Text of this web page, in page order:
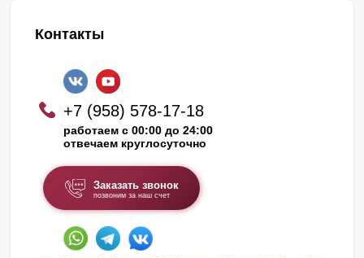
Контакты
+7 (958) 578-17-18
работаем с 00:00 до 24:00
отвечаем круглосуточно
Заказать звонок
позвоним за наш счет